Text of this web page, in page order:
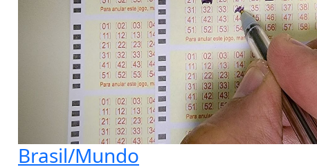
Brasil/Mundo